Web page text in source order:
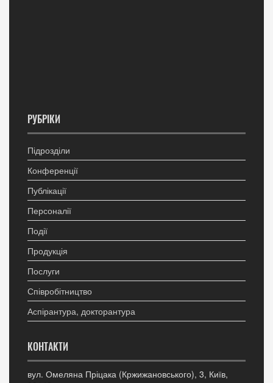
РУБРІКИ
Підрозділи
Конференції
Публікації
Персоналії
Події
Продукція
Послуги
Співробітництво
Аспірантура, докторантура
КОНТАКТИ
вул. Омеляна Пріцака (Кржижановського), 3, Київ,